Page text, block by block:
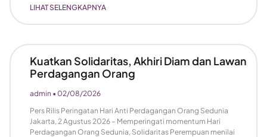
LIHAT SELENGKAPNYA
Kuatkan Solidaritas, Akhiri Diam dan Lawan
Perdagangan Orang
admin
02/08/2026
Pers Rilis Peringatan Hari Anti Perdagangan Orang Sedunia
Jakarta, 2 Agustus 2026 – Memperingati momentum Hari
Perdagangan Orang Sedunia, Solidaritas Perempuan menilai